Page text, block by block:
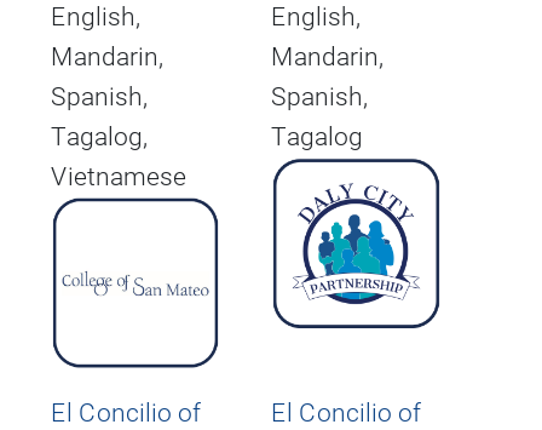
English,
Mandarin,
Spanish,
Tagalog,
Vietnamese
English,
Mandarin,
Spanish,
Tagalog
El Concilio of
El Concilio of